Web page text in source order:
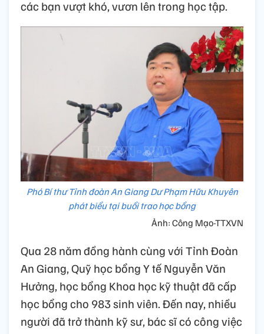
các bạn vượt khó, vươn lên trong học tập.
Phó Bí thư Tỉnh đoàn An Giang Dư Phạm Hữu Khuyên
phát biểu tại buổi trao học bổng
Ảnh: Công Mạo-TTXVN
Qua 28 năm đồng hành cùng với Tỉnh Đoàn
An Giang, Quỹ học bổng Y tế Nguyễn Văn
Hưởng, học bổng Khoa học kỹ thuật đã cấp
học bổng cho 983 sinh viên. Đến nay, nhiều
người đã trở thành kỹ sư, bác sĩ có công việc